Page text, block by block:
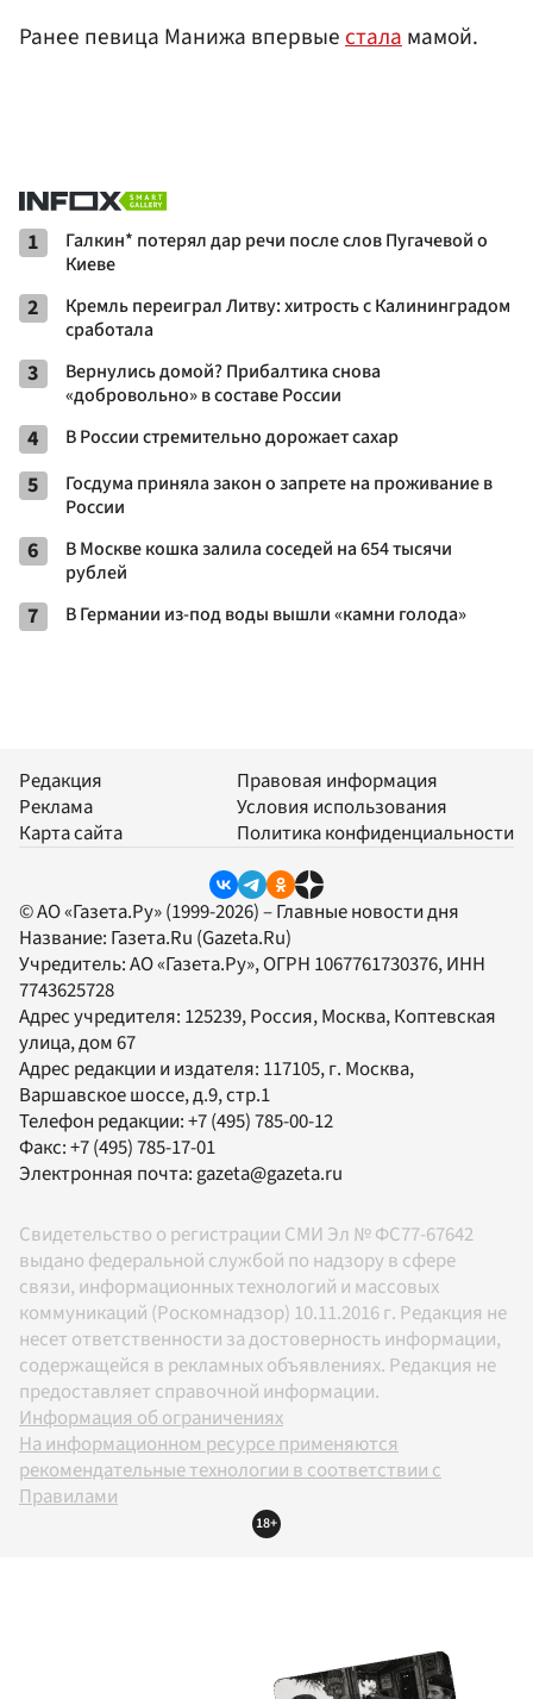
Ранее певица Манижа впервыесталамамой.
1
Галкин* потерял дар речи после слов Пугачевой о
Киеве
2
Кремль переиграл Литву: хитрость с Калининградом
сработала
3
Вернулись домой? Прибалтика снова
«добровольно» в составе России
4 В России стремительно дорожает сахар
5
Госдума приняла закон о запрете на проживание в
России
6
В Москве кошка залила соседей на 654 тысячи
рублей
7 В Германии из-под воды вышли «камни голода»
Редакция
Реклама
Карта сайта
Правовая информация
Условия использования
Политика конфиденциальности
© АО «Газета.Ру» (1999-2026) – Главные новости дня
Название: Газета.Ru (Gazeta.Ru)
Учредитель:АО «Газета.Ру», ОГРН 1067761730376, ИНН
7743625728
Адрес учредителя: 125239, Россия, Москва, Коптевская
улица, дом 67
Адрес редакции и издателя: 117105, г. Москва,
Варшавское шоссе, д.9, стр.1
Телефон редакции:+7 (495) 785-00-12
Факс:+7 (495) 785-17-01
Электронная почта: gazeta@gazeta.ru
Свидетельство о регистрации СМИ Эл № ФС77-67642
выдано федеральной службой по надзору в сфере
связи, информационных технологий и массовых
коммуникаций (Роскомнадзор) 10.11.2016 г. Редакция не
несет ответственности за достоверность информации,
содержащейся в рекламных объявлениях. Редакция не
предоставляет справочной информации.
Информация об ограничениях
На информационном ресурсе применяются
рекомендательные технологии в соответствии с
Правилами
18+